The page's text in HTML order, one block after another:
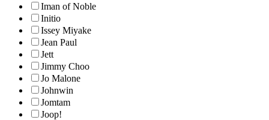
Iman of Noble
Initio
Issey Miyake
Jean Paul
Jett
Jimmy Choo
Jo Malone
Johnwin
Jomtam
Joop!